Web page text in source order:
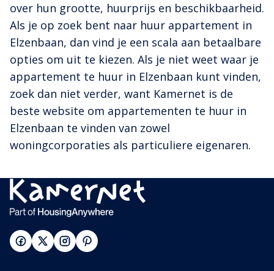
over hun grootte, huurprijs en beschikbaarheid.
Als je op zoek bent naar huur appartement in
Elzenbaan, dan vind je een scala aan betaalbare
opties om uit te kiezen. Als je niet weet waar je
appartement te huur in Elzenbaan kunt vinden,
zoek dan niet verder, want Kamernet is de
beste website om appartementen te huur in
Elzenbaan te vinden van zowel
woningcorporaties als particuliere eigenaren.